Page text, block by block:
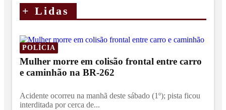
+ Lidas
POLÍCIA
Mulher morre em colisão frontal entre carro
e caminhão na BR-262
Acidente ocorreu na manhã deste sábado (1º); pista ficou
interditada por cerca de...